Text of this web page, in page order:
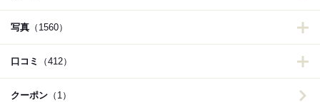
写真 （1560）
口コミ （412）
クーポン （1）